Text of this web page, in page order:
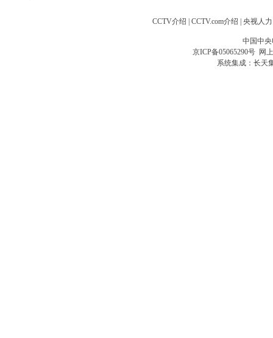
CCTV介绍 CCTV.com介绍 央视人
中国中
京ICP备05065290号 网
系统集成： 长天